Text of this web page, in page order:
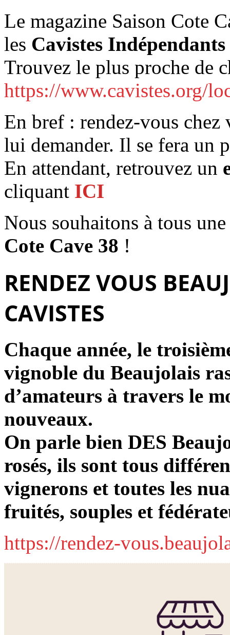
Le magazine Saison Cote
les Cavistes
Trouvez le plus proche de
https://www.cavistes.org/
En bref : rendez-vous chez
lui demander. Il se fera un
En attendant, retrouvez un
cliquant ICI
Nous souhaitons à tous
Cote Cave 38 !
RENDEZ VOUS
CAVISTES
Chaque année, le
vignoble du Beaujolais
d’amateurs à travers le
nouveaux.
On parle bien DES
rosés, ils sont tous
vignerons et toutes les
fruités, souples et
https://rendez-